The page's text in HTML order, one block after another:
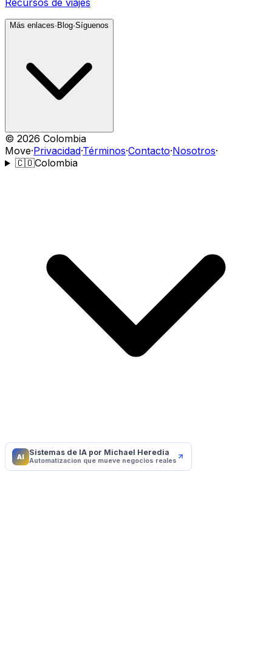
Recursos de viajes
Más enlaces· Blog·Síguenos
© 2026 Colombia
Move·Privacidad·Términos·Contacto·Nosotros·
🇨🇴Colombia
AI Sistemas de IA por Michael Heredia
Automatizacion que mueve negocios reales